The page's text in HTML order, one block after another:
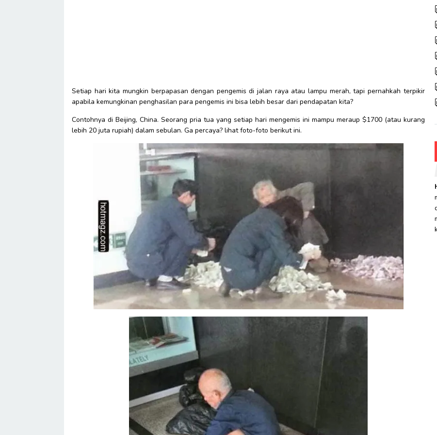
Setiap hari kita mungkin berpapasan dengan pengemis di jalan raya atau lampu merah, tapi pernahkah terpikir
apabila kemungkinan penghasilan para pengemis ini bisa lebih besar dari pendapatan kita?
Contohnya di Beijing, China. Seorang pria tua yang setiap hari mengemis ini mampu meraup $1700 (atau kurang
lebih 20 juta rupiah) dalam sebulan. Ga percaya? lihat foto-foto berikut ini.